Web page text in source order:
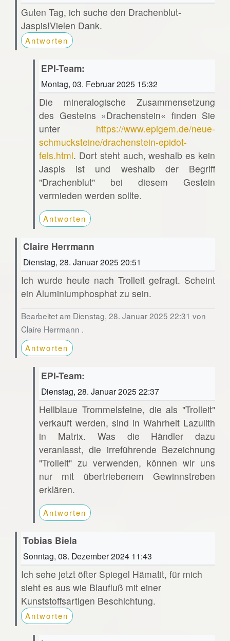
Guten Tag, ich suche den Drachenblut-
Jaspis!Vielen Dank.
Antworten
EPI-Team:
Montag, 03. Februar 2025 15:32
Die mineralogische Zusammensetzung
des Gesteins »Drachenstein« finden Sie
unter https://www.epigem.de/neue-
schmucksteine/drachenstein-epidot-
fels.html. Dort steht auch, weshalb es kein
Jaspis ist und weshalb der Begriff
"Drachenblut" bei diesem Gestein
vermieden werden sollte.
Antworten
Claire Herrmann
Dienstag, 28. Januar 2025 20:51
Ich wurde heute nach Trolleit gefragt. Scheint
ein Aluminiumphosphat zu sein.
Bearbeitet am Dienstag, 28. Januar 2025 22:31 von
Claire Herrmann .
Antworten
EPI-Team:
Dienstag, 28. Januar 2025 22:37
Hellblaue Trommelsteine, die als "Trolleit"
verkauft werden, sind in Wahrheit Lazulith
in Matrix. Was die Händler dazu
veranlasst, die irreführende Bezeichnung
"Trolleit" zu verwenden, können wir uns
nur mit übertriebenem Gewinnstreben
erklären.
Antworten
Tobias Biela
Sonntag, 08. Dezember 2024 11:43
Ich sehe jetzt öfter Spiegel Hämatit, für mich
sieht es aus wie Blaufluß mit einer
Kunststoffsartigen Beschichtung.
Antworten